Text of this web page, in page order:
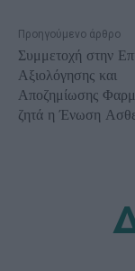
Προηγούμενο άρθρο
Συμμετοχή στην
Αξιολόγησης και
Αποζημίωσης
ζητά η Ένωση